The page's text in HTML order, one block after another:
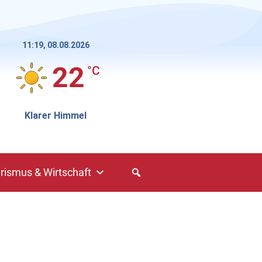
11:19, 08.08.2026
22 °C
Klarer Himmel
& Wirtschaft